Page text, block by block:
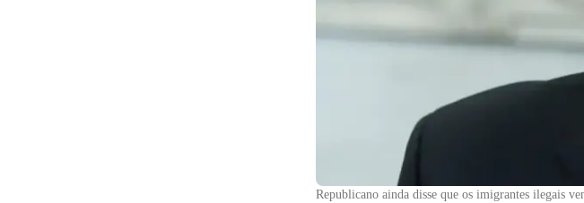
Republicano ainda disse que os imigrantes ilegais